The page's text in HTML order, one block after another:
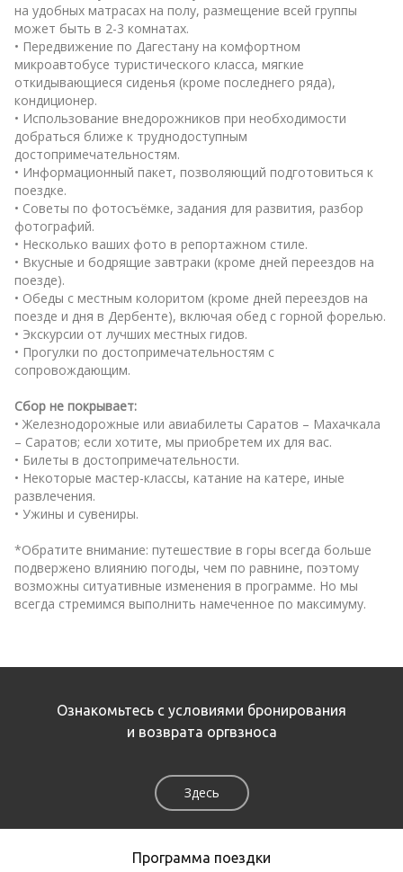
на удобных матрасах на полу, размещение всей группы
может быть в 2-3 комнатах.
• Передвижение по Дагестану на комфортном
микроавтобусе туристического класса, мягкие
откидывающиеся сиденья (кроме последнего ряда),
кондиционер.
• Использование внедорожников при необходимости
добраться ближе к труднодоступным
достопримечательностям.
• Информационный пакет, позволяющий подготовиться к
поездке.
• Советы по фотосъёмке, задания для развития, разбор
фотографий.
• Несколько ваших фото в репортажном стиле.
• Вкусные и бодрящие завтраки (кроме дней переездов на
поезде).
• Обеды с местным колоритом (кроме дней переездов на
поезде и дня в Дербенте), включая обед с горной форелью.
• Экскурсии от лучших местных гидов.
• Прогулки по достопримечательностям с
сопровождающим.
Сбор не покрывает:
• Железнодорожные или авиабилеты Саратов – Махачкала
– Саратов; если хотите, мы приобретем их для вас.
• Билеты в достопримечательности.
• Некоторые мастер-классы, катание на катере, иные
развлечения.
• Ужины и сувениры.
*Обратите внимание: путешествие в горы всегда больше
подвержено влиянию погоды, чем по равнине, поэтому
возможны ситуативные изменения в программе. Но мы
всегда стремимся выполнить намеченное по максимуму.
Ознакомьтесь с условиями бронирования
и возврата оргвзноса
Здесь
Программа поездки